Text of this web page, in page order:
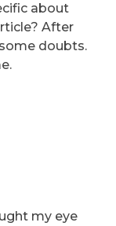
about
After
doubts.
my eye